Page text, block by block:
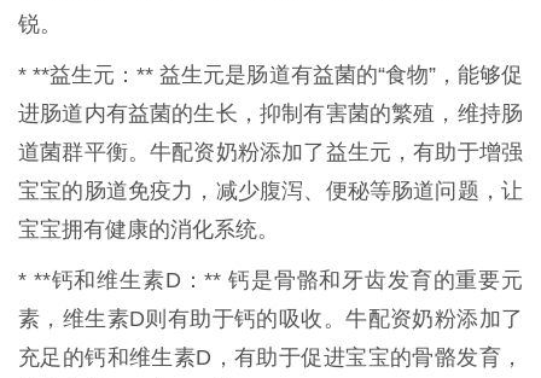
锐。
* **益生元：** 益生元是肠道有益菌的“食物”，能够促
进肠道内有益菌的生长，抑制有害菌的繁殖，维持肠
道菌群平衡。牛配资奶粉添加了益生元，有助于增强
宝宝的肠道免疫力，减少腹泻、便秘等肠道问题，让
宝宝拥有健康的消化系统。
* **钙和维生素D：** 钙是骨骼和牙齿发育的重要元
素，维生素D则有助于钙的吸收。牛配资奶粉添加了
充足的钙和维生素D，有助于促进宝宝的骨骼发育，